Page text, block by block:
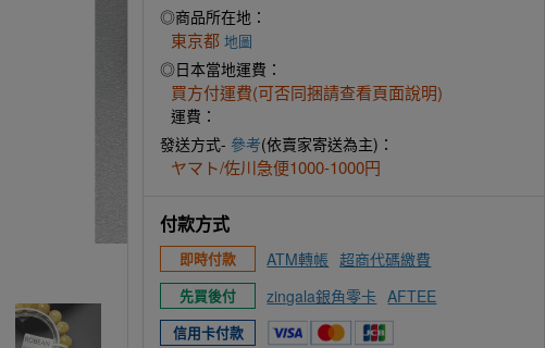
◎商品所在地：
東京都 地圖
◎日本當地運費：
買方付運費(可否同捆請查看頁面說明)
運費：
發送方式- 參考(依賣家寄送為主)：
ヤマト/佐川急便1000-1000円
付款方式
即時付款 ATM轉帳 超商代碼繳費
先買後付 zingala銀角零卡 AFTEE
信用卡付款